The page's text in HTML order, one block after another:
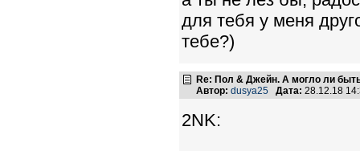
для тебя у меня
тебе?)
Re: Пол & Джейн. А могло ли
Автор: dusya25 Дата: 28.12.18
2NK: